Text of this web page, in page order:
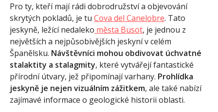
Pro ty, kteří mají rádi dobrodružství a objevování
skrytých pokladů, je tu Cova del Canelobre. Tato
jeskyně, ležící nedaleko města Busot, je jednou z
největších a nejpůsobivějších jeskyní v celém
Španělsku. Návštěvníci mohou obdivovat úchvatné
stalaktity a stalagmity, které vytvářejí fantastické
přírodní útvary, jež připomínají varhany. Prohlídka
jeskyně je nejen vizuálním zážitkem, ale také nabízí
zajímavé informace o geologické historii oblasti.